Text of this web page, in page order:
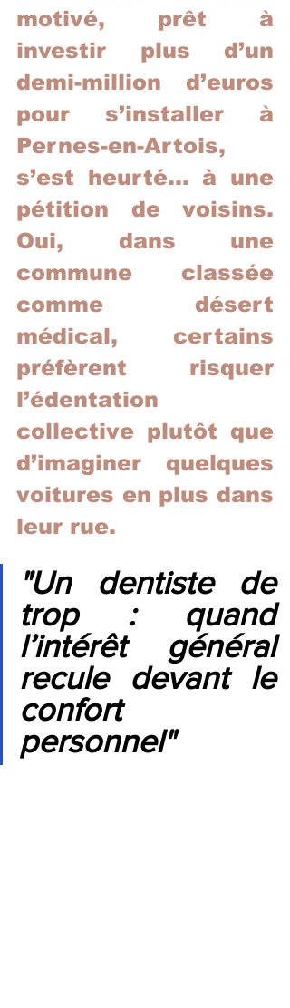
motivé, prêt à
investir plus d’un
demi-million d’euros
pour s’installer à
Pernes-en-Artois,
s’est heurté… à une
pétition de voisins.
Oui, dans une
commune classée
comme désert
médical, certains
préfèrent risquer
l’édentation
collective plutôt que
d’imaginer quelques
voitures en plus dans
leur rue.
"Un dentiste de
trop : quand
l’intérêt général
recule devant le
confort
personnel"